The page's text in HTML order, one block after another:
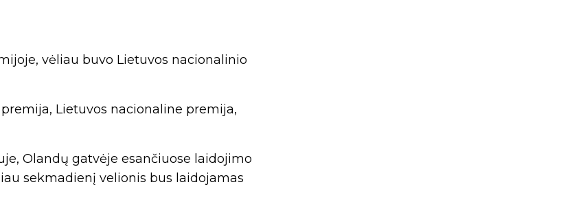
vėliau buvo Lietuvos nacionalinio
Lietuvos nacionaline premija,
Olandų gatvėje esančiuose laidojimo
sekmadienį velionis bus laidojamas